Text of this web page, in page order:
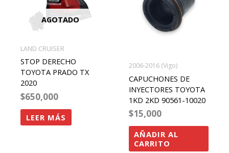
AGOTADO
LAND CRUISER
STOP DERECHO
TOYOTA PRADO TX
2020
$650,000
LEER MÁS
2006-2016 (Vigo)
CAPUCHONES DE
INYECTORES TOYOTA
1KD 2KD 90561-10020
$15,000
AÑADIR AL
CARRITO